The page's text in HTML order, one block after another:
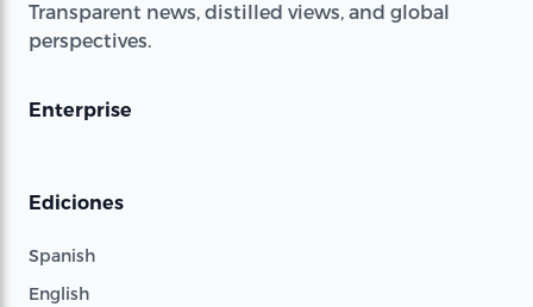
Transparent news, distilled views, and global
perspectives.
Enterprise
Ediciones
Spanish
English